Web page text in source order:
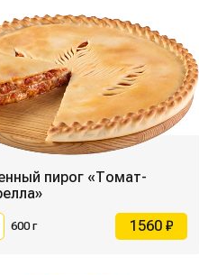
пирог «Томат-
600 г 1560 ₽